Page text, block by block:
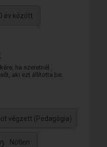
év között
ha szeretnél
aki ezt állította be.
végzett (Pedagógia)
Nőtlen